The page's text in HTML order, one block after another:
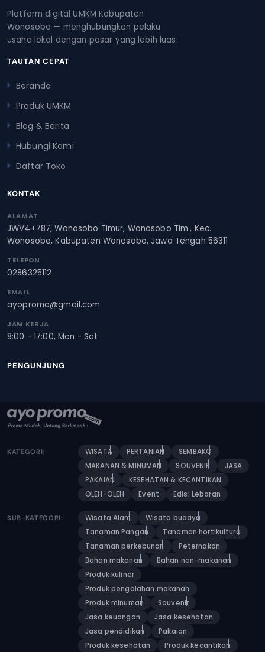
Platform digital UMKM Kabupaten
Wonosobo — menghubungkan pelaku
usaha lokal dengan pasar yang lebih luas.
TAUTAN CEPAT
Beranda
Produk UMKM
Blog & Berita
Hubungi Kami
Daftar Toko
KONTAK
ALAMAT
JWV4+787, Wonosobo Timur, Wonosobo Tim., Kec.
Wonosobo, Kabupaten Wonosobo, Jawa Tengah 56311
TELEPON
0286325112
EMAIL
ayopromo@gmail.com
JAM KERJA
8:00 - 17:00, Mon - Sat
PENGUNJUNG
KATEGORI: WISATA PERTANIAN
SEMBAKO
MAKANAN & MINUMAN
SOUVENIR
JASA
PAKAIAN
KESEHATAN & KECANTIKAN
OLEH-OLEH
Event Edisi Lebaran
SUB-KATEGORI: Wisata Alam
Wisata budaya
Tanaman Pangan
Tanaman hortikultura
Tanaman perkebunan
Peternakan
Bahan makanan
Bahan non-makanan
Produk kuliner
Produk pengolahan makanan
Produk minuman
Souvenir
Jasa keuangan
Jasa kesehatan
Jasa pendidikan
Pakaian
Produk kesehatan
Produk kecantikan